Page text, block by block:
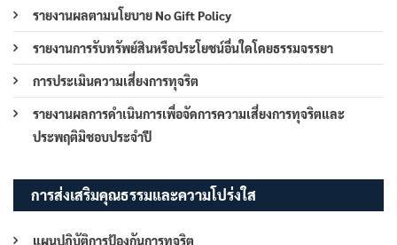
รายงานผลตามนโยบาย No Gift Policy
รายงานการรับทรัพย์สินหรือประโยชน์อื่นใดโดยธรรมจรรยา
การประเมินความเสี่ยงการทุจริต
รายงานผลการดำเนินการเพื่อจัดการความเสี่ยงการทุจริตและ
ประพฤติมิชอบประจำปี
การส่งเสริมคุณธรรมและความโปร่งใส
แผนปฏิบัติการป้องกันการทุจริต